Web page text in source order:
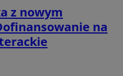
z nowym
na